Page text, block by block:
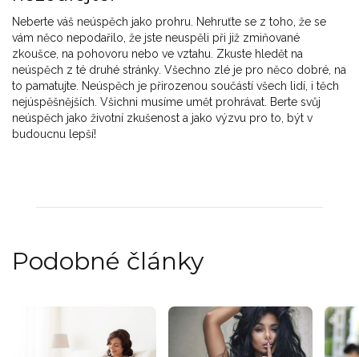
Neberte váš neúspěch jako prohru. Nehruťte se z toho, že se
vám něco nepodařilo, že jste neuspěli při již zmiňované
zkoušce, na pohovoru nebo ve vztahu. Zkuste hledět na
neúspěch z té druhé stránky. Všechno zlé je pro něco dobré, na
to pamatujte. Neúspěch je přirozenou součástí všech lidí, i těch
nejúspěšnějších. Všichni musíme umět prohrávat. Berte svůj
neúspěch jako životní zkušenost a jako výzvu pro to, být v
budoucnu lepší!
Podobné články